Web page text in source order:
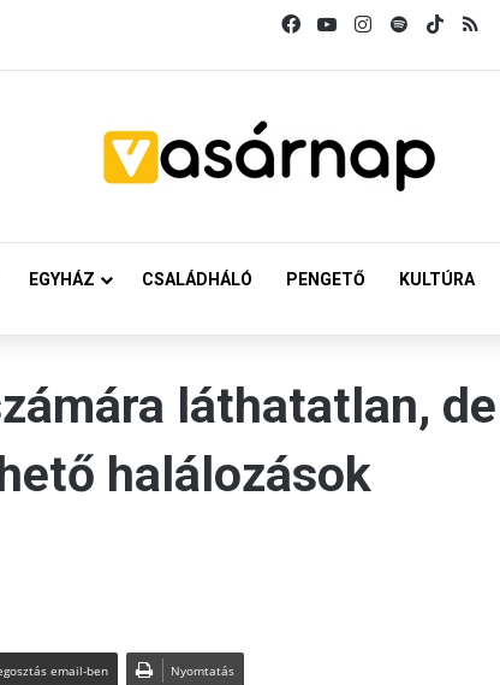
FacebookYouTubeInstagram
SpotifyTikTok
EGYHÁZ CSALÁDHÁLÓ PENGETŐ KULTÚRA
láthatatlan, de
halálozások
email-ben Nyomtatás